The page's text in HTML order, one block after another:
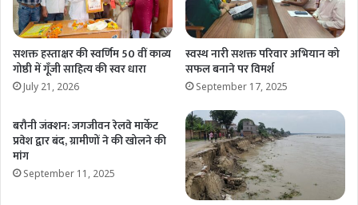
सशक्त हस्ताक्षर की स्वर्णिम 50 वीं काव्य
गोष्ठी में गूॅंजी साहित्य की स्वर धारा
July 21, 2026
स्वस्थ नारी सशक्त परिवार अभियान को
सफल बनाने पर विमर्श
September 17, 2025
बरौनी जंक्शन: जगजीवन रेलवे मार्केट
प्रवेश द्वार बंद, ग्रामीणों ने की खोलने की
मांग
September 11, 2025